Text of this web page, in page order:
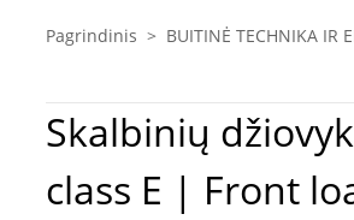
Pagrindinis > BUITINĖ TECHNIKA IR
Skalbinių džiovyklė Midea Dryer Machine | MD110H80/W-HR | Energy
class E | Front